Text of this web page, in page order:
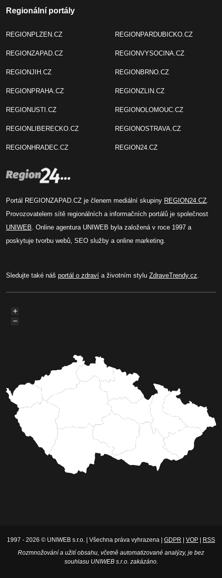
Regionální portály
REGIONPLZEN.CZ
REGIONZAPAD.CZ
REGIONJIH.CZ
REGIONPRAHA.CZ
REGIONUSTI.CZ
REGIONLIBERECKO.CZ
REGIONHRADEC.CZ
REGIONPARDUBICKO.CZ
REGIONVYSOCINA.CZ
REGIONBRNO.CZ
REGIONZLIN.CZ
REGIONOLOMOUC.CZ
REGIONOSTRAVA.CZ
REGION24.CZ
Portál REGIONZAPAD.CZ je členem mediální skupiny REGION24.CZ.
Provozovatelem sítě regionálních a informačních portálů je společnost
UNIWEB. Online agentura UNIWEB byla založená v roce 1997 a
poskytuje tvorbu webů, SEO služby a online marketing.
Sledujte také náš portál o zdraví a životním stylu ZdraveTrendy.cz.
+
−
1997 - 2026 © UNIWEB s.r.o. | Všechna práva vyhrazena | GDPR VOP
RSS
Rozmnožování a užití obsahu, včetně automatizované analýzy, je bez
souhlasu UNIWEB s.r.o. zakázáno.